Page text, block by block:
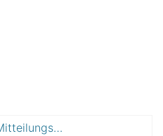
Salzlandbote : amtliches Mitteilungsblatt der Stadt Staßfurt : mit den Ortsteilen Athensleben, Atzendorf, Brumby, Förderstedt, Glöthe, Hohenerxleben, Löbnitz (Bode),Löderburg, Lust, Neundorf (Anhalt), Neu Staßfurt, Rathmannsdorf, Rothenförde, Üllnitz